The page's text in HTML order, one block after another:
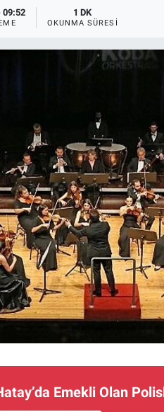
09:52 1 DK
OKUNMA SÜRESI
Emekli Olan